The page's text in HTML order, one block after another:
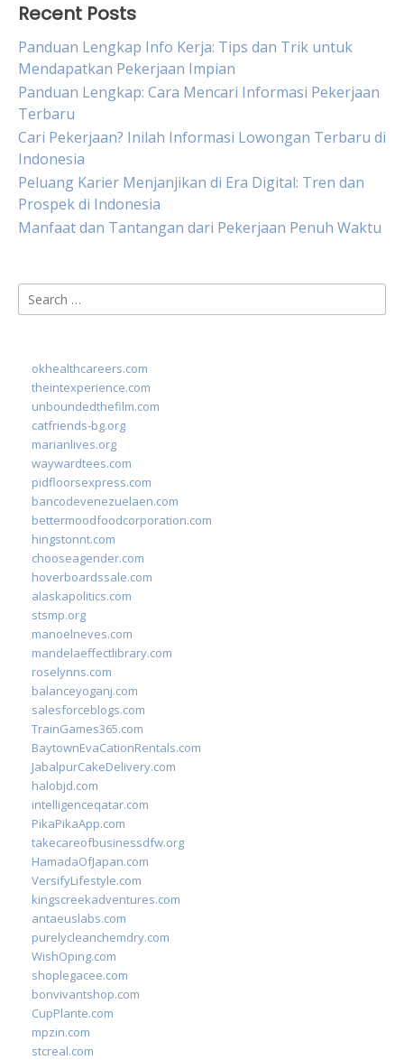
Recent Posts
Panduan Lengkap Info Kerja: Tips dan Trik untuk
Mendapatkan Pekerjaan Impian
Panduan Lengkap: Cara Mencari Informasi Pekerjaan
Terbaru
Cari Pekerjaan? Inilah Informasi Lowongan Terbaru di
Indonesia
Peluang Karier Menjanjikan di Era Digital: Tren dan
Prospek di Indonesia
Manfaat dan Tantangan dari Pekerjaan Penuh Waktu
Search
for:
okhealthcareers.com
theintexperience.com
unboundedthefilm.com
catfriends-bg.org
marianlives.org
waywardtees.com
pidfloorsexpress.com
bancodevenezuelaen.com
bettermoodfoodcorporation.com
hingstonnt.com
chooseagender.com
hoverboardssale.com
alaskapolitics.com
stsmp.org
manoelneves.com
mandelaeffectlibrary.com
roselynns.com
balanceyoganj.com
salesforceblogs.com
TrainGames365.com
BaytownEvaCationRentals.com
JabalpurCakeDelivery.com
halobjd.com
intelligenceqatar.com
PikaPikaApp.com
takecareofbusinessdfw.org
HamadaOfJapan.com
VersifyLifestyle.com
kingscreekadventures.com
antaeuslabs.com
purelycleanchemdry.com
WishOping.com
shoplegacee.com
bonvivantshop.com
CupPlante.com
mpzin.com
stcreal.com